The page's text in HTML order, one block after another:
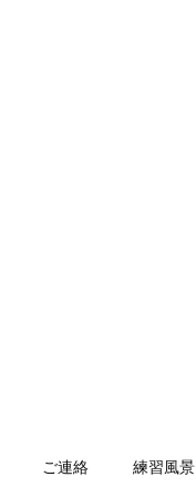
ご連絡 練習風景